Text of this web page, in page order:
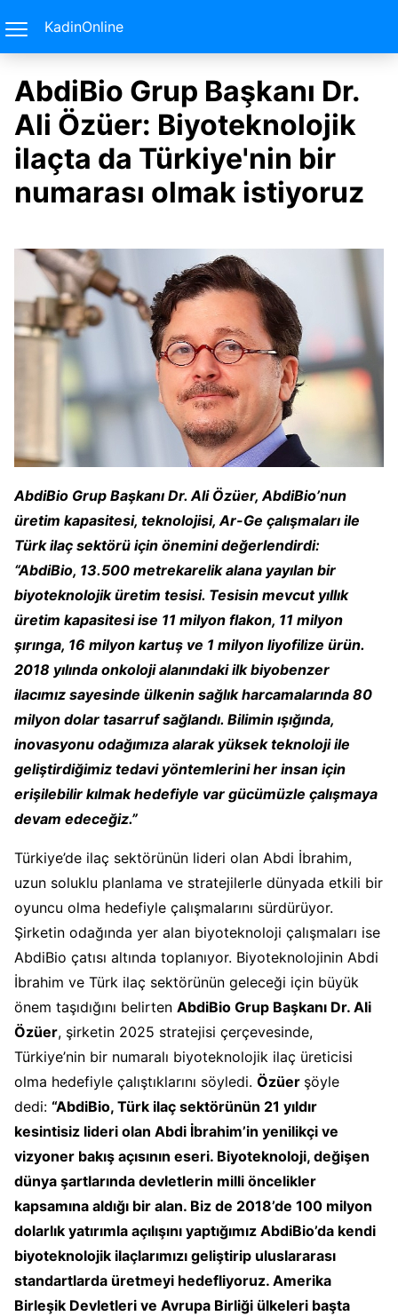
KadinOnline
AbdiBio Grup Başkanı Dr.
Ali Özüer: Biyoteknolojik
ilaçta da Türkiye'nin bir
numarası olmak istiyoruz
AbdiBio Grup Başkanı Dr. Ali Özüer, AbdiBio’nun
üretim kapasitesi, teknolojisi, Ar-Ge çalışmaları ile
Türk ilaç sektörü için önemini değerlendirdi:
“AbdiBio, 13.500 metrekarelik alana yayılan bir
biyoteknolojik üretim tesisi. Tesisin mevcut yıllık
üretim kapasitesi ise 11 milyon flakon, 11 milyon
şırınga, 16 milyon kartuş ve 1 milyon liyofilize ürün.
2018 yılında onkoloji alanındaki ilk biyobenzer
ilacımız sayesinde ülkenin sağlık harcamalarında 80
milyon dolar tasarruf sağlandı. Bilimin ışığında,
inovasyonu odağımıza alarak yüksek teknoloji ile
geliştirdiğimiz tedavi yöntemlerini her insan için
erişilebilir kılmak hedefiyle var gücümüzle çalışmaya
devam edeceğiz.”
Türkiye’de ilaç sektörünün lideri olan Abdi İbrahim,
uzun soluklu planlama ve stratejilerle dünyada etkili bir
oyuncu olma hedefiyle çalışmalarını sürdürüyor.
Şirketin odağında yer alan biyoteknoloji çalışmaları ise
AbdiBio çatısı altında toplanıyor. Biyoteknolojinin Abdi
İbrahim ve Türk ilaç sektörünün geleceği için büyük
önem taşıdığını belirten AbdiBio Grup Başkanı Dr. Ali
Özüer, şirketin 2025 stratejisi çerçevesinde,
Türkiye’nin bir numaralı biyoteknolojik ilaç üreticisi
olma hedefiyle çalıştıklarını söyledi. Özüer şöyle
dedi: “AbdiBio, Türk ilaç sektörünün 21 yıldır
kesintisiz lideri olan Abdi İbrahim’in yenilikçi ve
vizyoner bakış açısının eseri. Biyoteknoloji, değişen
dünya şartlarında devletlerin milli öncelikler
kapsamına aldığı bir alan. Biz de 2018’de 100 milyon
dolarlık yatırımla açılışını yaptığımız AbdiBio’da kendi
biyoteknolojik ilaçlarımızı geliştirip uluslararası
standartlarda üretmeyi hedefliyoruz. Amerika
Birleşik Devletleri ve Avrupa Birliği ülkeleri başta